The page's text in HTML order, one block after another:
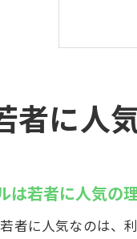
地域
者に人
は若者に人気の
者に人気なのは、